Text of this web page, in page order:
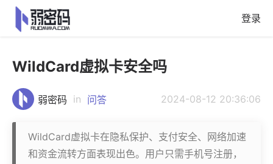
登录
WildCard虚拟卡安全吗
弱密码 in 问答 2024-08-12 20:36:06
WildCard虚拟卡在隐私保护、支付安全、网络加速
和资金流转方面表现出色。用户只需手机号注册，